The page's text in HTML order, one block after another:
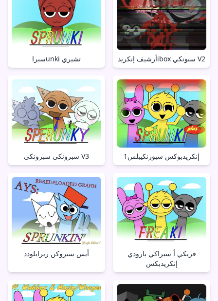
سبراunki تشيري أرشيف إنكريدibox سبونكي V2
سبرونكي سبرونكي V3 إنكريدبوكس سبورنكيبلس1
أيس سبروكن ريرابلودد
فريكي أ سبراكي بارودي
إنكريدبكس